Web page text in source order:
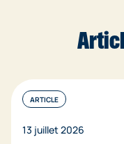
ARTICLE
13 juillet 2026